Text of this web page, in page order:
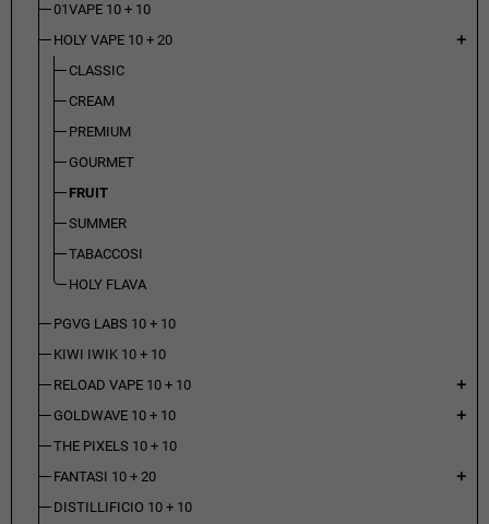
01VAPE 10 + 10
HOLY VAPE 10 + 20
add
CLASSIC
CREAM
PREMIUM
GOURMET
FRUIT
SUMMER
TABACCOSI
HOLY FLAVA
PGVG LABS 10 + 10
KIWI IWIK 10 + 10
RELOAD VAPE 10 + 10
add
GOLDWAVE 10 + 10 add
THE PIXELS 10 + 10
FANTASI 10 + 20
add
DISTILLIFICIO 10 + 10